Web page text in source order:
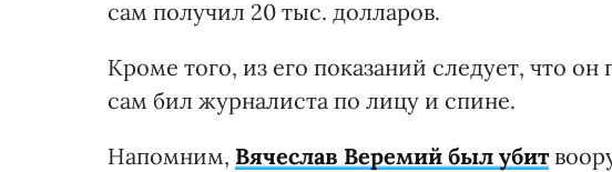
сам получил 20 тыс. долларов.
Кроме того, из его показаний следует, что
сам бил журналиста по лицу и спине.
Напомним, Вячеслав Веремий был убит